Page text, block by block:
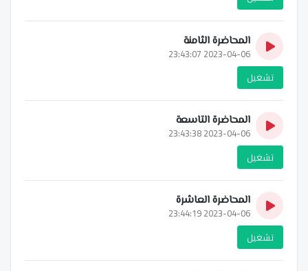
المحاضرة الثامنة
2023-04-06 23:43:07
تشغيل
المحاضرة التاسعة
2023-04-06 23:43:38
تشغيل
المحاضرة العاشرة
2023-04-06 23:44:19
تشغيل